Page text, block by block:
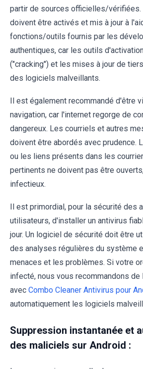
partir de sources officielles/vérifiées.
doivent être activés et mis à jour à
fonctions/outils fournis par les
authentiques, car les outils
("cracking") et les mises à jour de
des logiciels malveillants.
Il est également recommandé d'être
navigation, car l'internet regorge de
dangereux. Les courriels et autres
doivent être abordés avec prudence.
ou les liens présents dans les
pertinents ne doivent pas être
infectieux.
Il est primordial, pour la sécurité des
utilisateurs, d'installer un antivirus
jour. Un logiciel de sécurité doit être
des analyses régulières du système
menaces et les problèmes. Si votre
infecté, nous vous recommandons de
avec Combo Cleaner Antivirus pour
automatiquement les logiciels
Suppression instantanée et
des maliciels sur Android :